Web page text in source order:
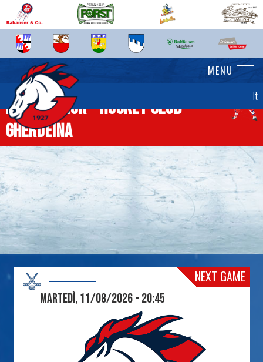
It
MENU
News senior - Hockey Club
Gherdëina
NEXT GAME
Martedì, 11/08/2026 - 20:45